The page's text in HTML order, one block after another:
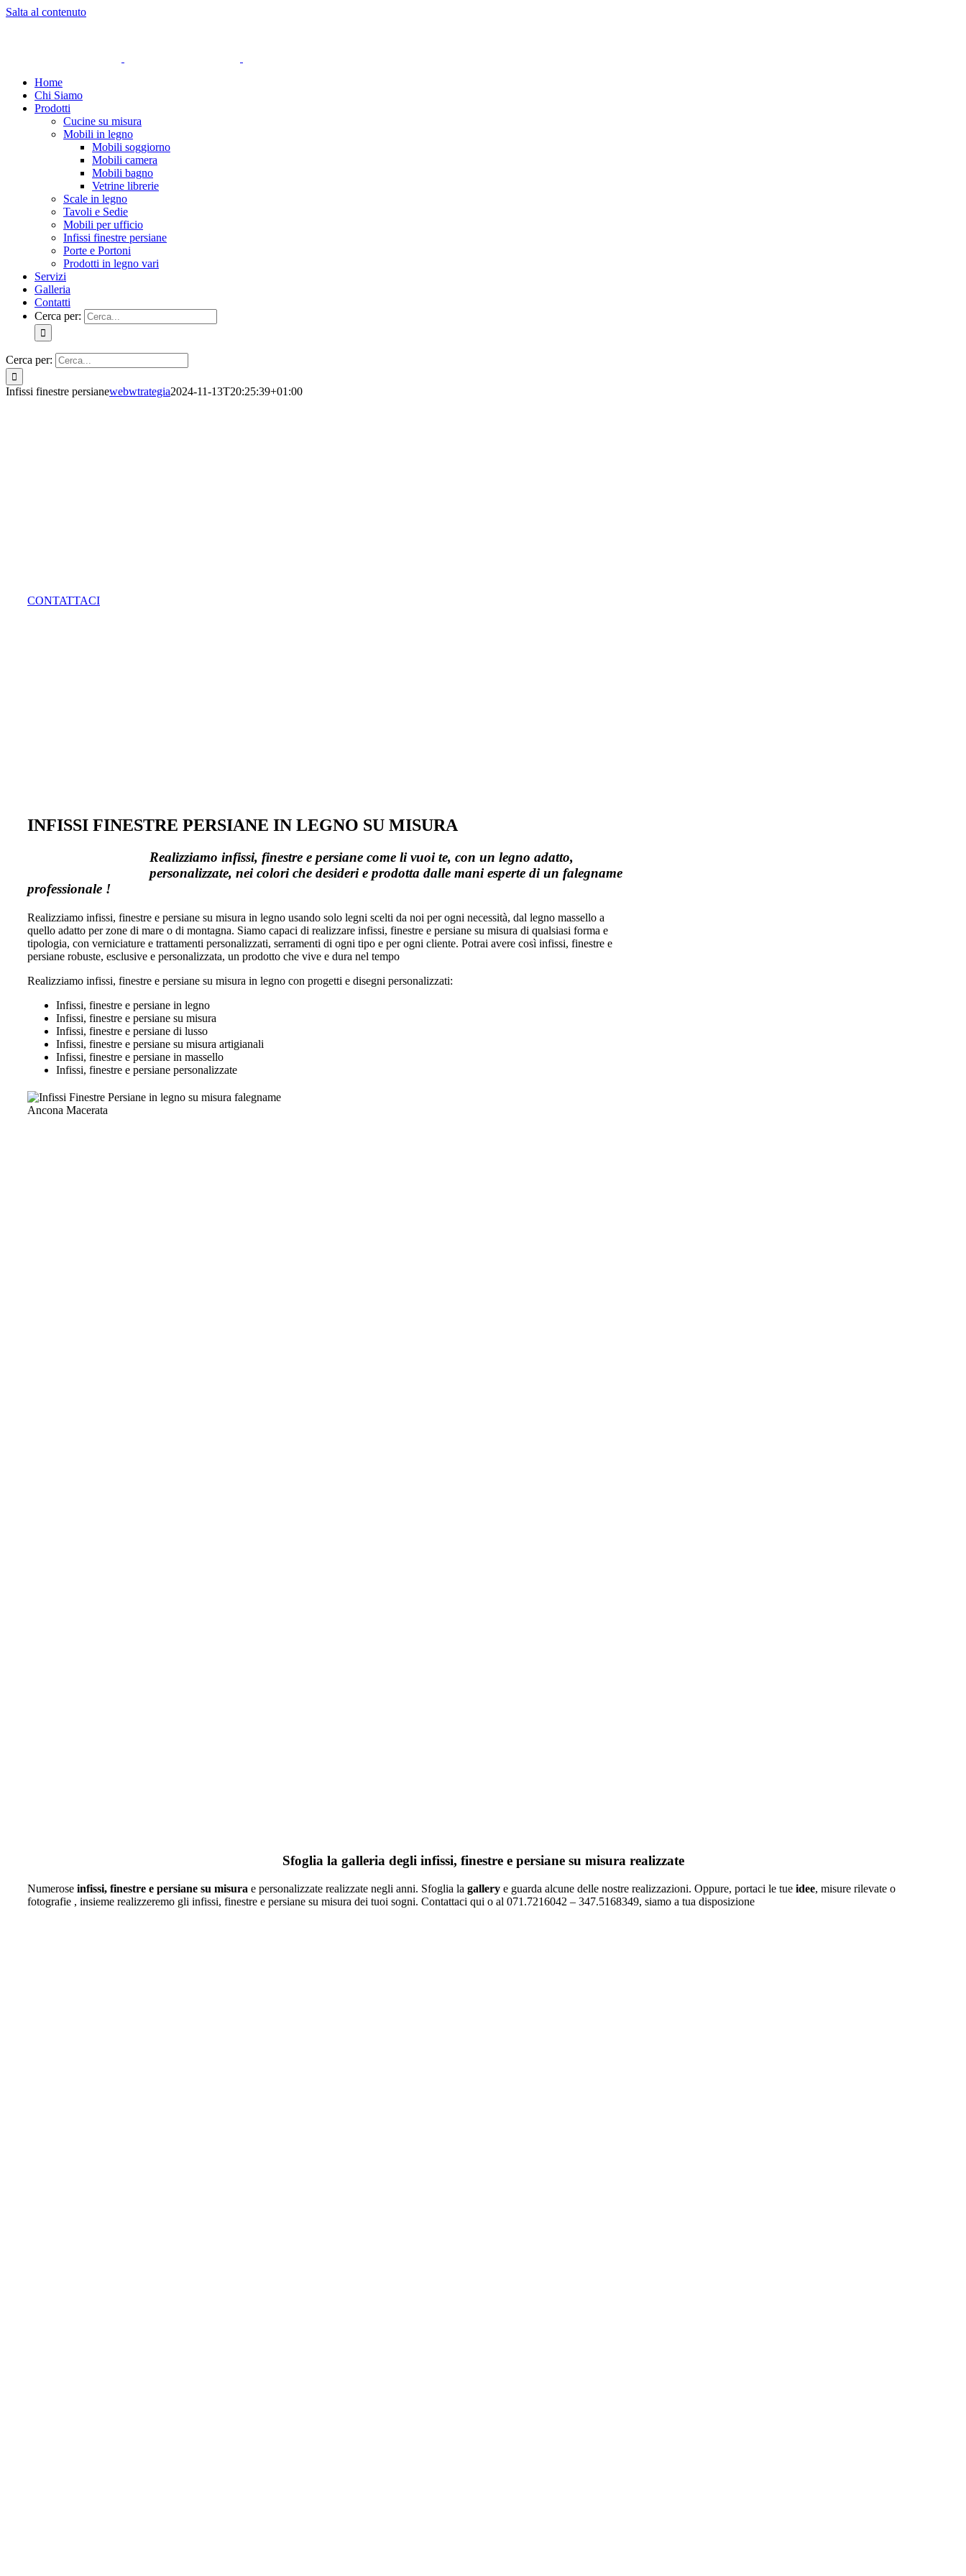
Salta al contenuto
Home
Chi Siamo
Prodotti
Cucine su misura
Mobili in legno
Mobili soggiorno
Mobili camera
Mobili bagno
Vetrine librerie
Scale in legno
Tavoli e Sedie
Mobili per ufficio
Infissi finestre persiane
Porte e Portoni
Prodotti in legno vari
Servizi
Galleria
Contatti
Cerca per:
Cerca per:
Infissi finestre persianewebwtrategia2024-11-13T20:25:39+01:00
CONTATTACI
INFISSI FINESTRE PERSIANE IN LEGNO SU MISURA
Realizziamo infissi, finestre e persiane come li vuoi te, con un legno adatto,
personalizzate, nei colori che desideri e prodotta dalle mani esperte di un falegname
professionale !
Realizziamo infissi, finestre e persiane su misura in legno usando solo legni scelti da noi per ogni necessità, dal legno massello a
quello adatto per zone di mare o di montagna. Siamo capaci di realizzare infissi, finestre e persiane su misura di qualsiasi forma e
tipologia, con verniciature e trattamenti personalizzati, serramenti di ogni tipo e per ogni cliente. Potrai avere così infissi, finestre e
persiane robuste, esclusive e personalizzata, un prodotto che vive e dura nel tempo
Realizziamo infissi, finestre e persiane su misura in legno con progetti e disegni personalizzati:
Infissi, finestre e persiane in legno
Infissi, finestre e persiane su misura
Infissi, finestre e persiane di lusso
Infissi, finestre e persiane su misura artigianali
Infissi, finestre e persiane in massello
Infissi, finestre e persiane personalizzate
Sfoglia la galleria degli infissi, finestre e persiane su misura realizzate
Numerose infissi, finestre e persiane su misura e personalizzate realizzate negli anni. Sfoglia la gallery e guarda alcune delle nostre realizzazioni. Oppure, portaci le tue idee, misure rilevate o
fotografie , insieme realizzeremo gli infissi, finestre e persiane su misura dei tuoi sogni. Contattaci qui o al 071.7216042 – 347.5168349, siamo a tua disposizione